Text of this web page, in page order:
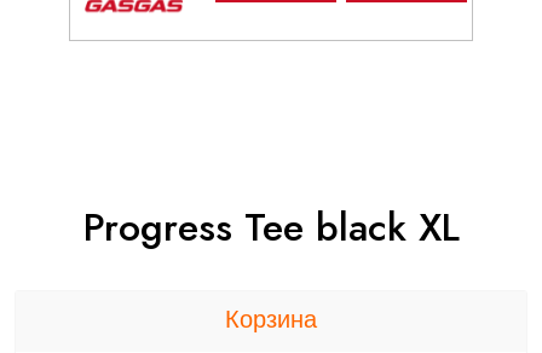
Progress Tee black XL
Корзина